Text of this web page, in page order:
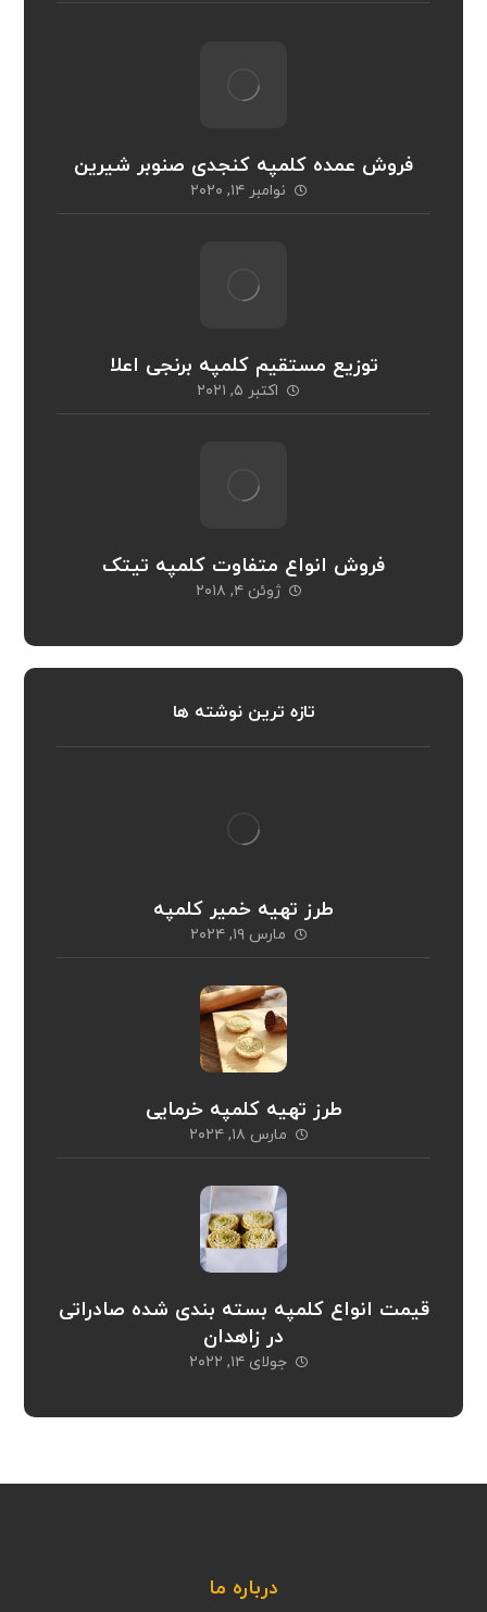
فروش عمده کلمپه کنجدی صنوبر شیرین
نوامبر ۱۴, ۲۰۲۰
توزیع مستقیم کلمپه برنجی اعلا
اکتبر ۵, ۲۰۲۱
فروش انواع متفاوت کلمپه تیتک
ژوئن ۴, ۲۰۱۸
تازه ترین نوشته ها
طرز تهیه خمیر کلمپه
مارس ۱۹, ۲۰۲۴
طرز تهیه کلمپه خرمایی
مارس ۱۸, ۲۰۲۴
قیمت انواع کلمپه بسته بندی شده صادراتی
در زاهدان
جولای ۱۴, ۲۰۲۲
درباره ما